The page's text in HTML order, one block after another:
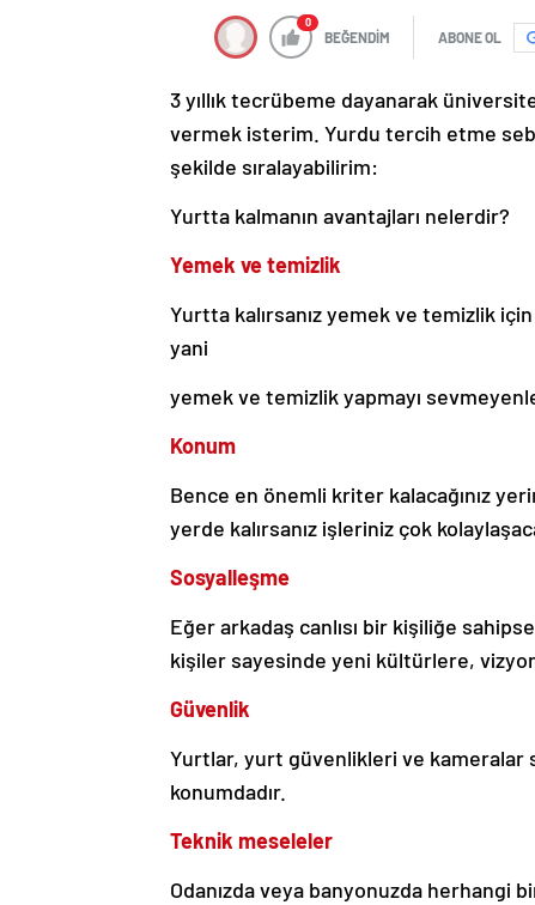
0
BEĞENDİM ABONE OL
3 yıllık tecrübeme dayanarak
vermek isterim. Yurdu tercih etme
şekilde sıralayabilirim:
Yurtta kalmanın avantajları nelerdir?
Yemek ve temizlik
Yurtta kalırsanız yemek ve temizlik
yani
yemek ve temizlik yapmayı
Konum
Bence en önemli kriter kalacağınız
yerde kalırsanız işleriniz çok
Sosyalleşme
Eğer arkadaş canlısı bir kişiliğe
kişiler sayesinde yeni kültürlere,
Güvenlik
Yurtlar, yurt güvenlikleri ve kameralar
konumdadır.
Teknik meseleler
Odanızda veya banyonuzda herhangi